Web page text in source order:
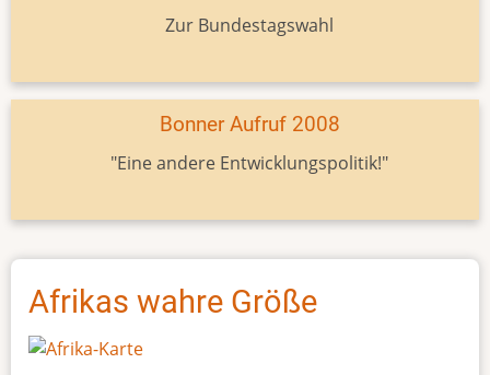
Zur Bundestagswahl
Bonner Aufruf 2008
"Eine andere Entwicklungspolitik!"
Afrikas wahre Größe